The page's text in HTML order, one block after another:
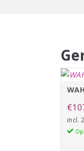
€
incl.